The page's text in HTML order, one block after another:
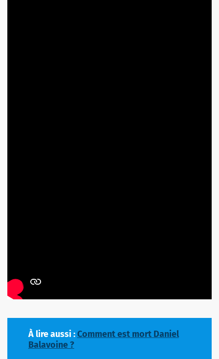
À lire aussi :Comment est mort Daniel
Balavoine ?